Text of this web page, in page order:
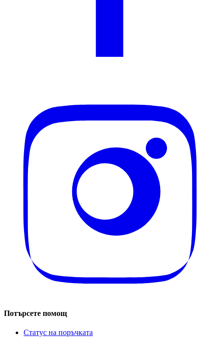
Потърсете помощ
Статус на поръчката